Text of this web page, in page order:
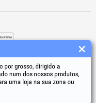
por grosso, dirigido a
num dos nossos produtos,
uma loja na sua zona ou